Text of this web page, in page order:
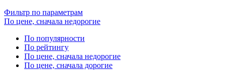
Фильтр по параметрам
По цене, сначала недорогие
По популярности
По рейтингу
По цене, сначала недорогие
По цене, сначала дорогие